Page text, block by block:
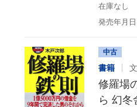
在庫なし
発売年月
中古
書籍
修羅場
ら 幻冬